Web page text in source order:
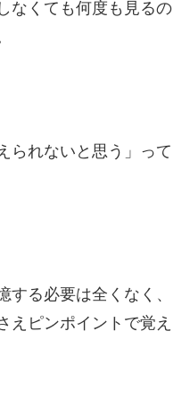
なくても何度も見るの
られないと思う」って
る必要は全くなく、
えピンポイントで覚え